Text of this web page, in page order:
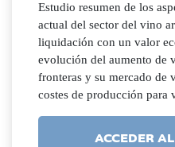
Estudio resumen de los
actual del sector del vino
liquidación con un valor
evolución del aumento de
fronteras y su mercado de
costes de producción para
ACCEDER